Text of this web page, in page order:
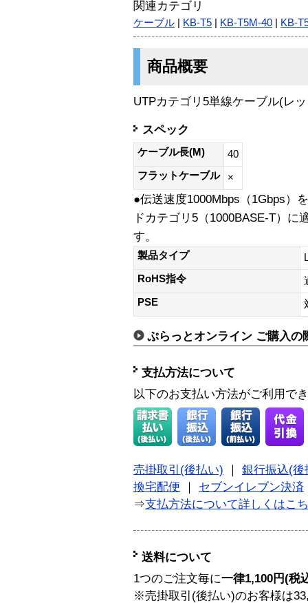
関連カテゴリ
ケーブル KB-T5 KB-T5M-40 KB-
商品概要
UTPカテゴリ5単線ケーブル(レ
スペック
ケーブル長(M)
40
フラットケーブル
×
●伝送速度1000Mbps（1Gbps）
ドカテゴリ5（1000BASE-T）
す。
製品タイプ
RoHS指令
PSE
ぷらっとオンライン ご購入の
支払方法について
以下のお支払い方法がご利用で
売掛取引(後払い) ｜ 銀行振込(後
換宅配便 ｜ セブンイレブン決済
⇒支払方法について詳しくはこ
送料について
1つのご注文毎に一律1,100円(税
※売掛取引(後払い)のお客様は